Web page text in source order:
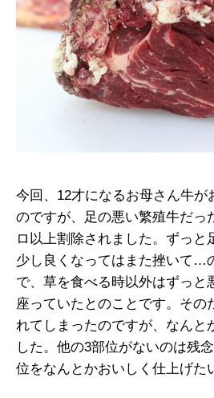
今回、12才になるお母さん牛が
のですが、足の悪い繁殖牛だっ
ロ以上割除されました。ずっと
少し良くなってはまた挫いて…
で、草を食べる時以外はずっと
座っていたとのことです。その
れてしまったのですが、なんと
した。他の3部位がないのは残
位をなんとかおいしく仕上げた